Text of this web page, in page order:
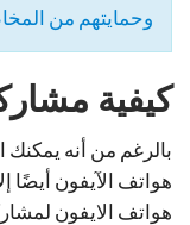
وحمايتهم من
كيفية
بالرغم من أنه
هواتف الآيفون أيضًا